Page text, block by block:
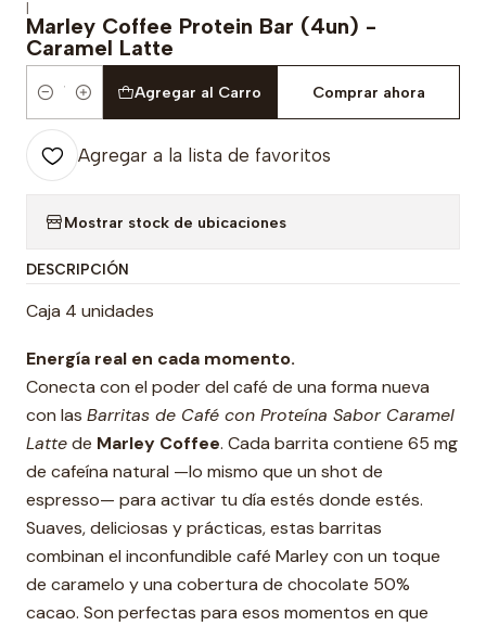
|
Marley Coffee Protein Bar (4un) -
Caramel Latte
Cantidad
Agregar al Carro Comprar ahora
Agregar a la lista de favoritos
Mostrar stock de ubicaciones
DESCRIPCIÓN
Caja 4 unidades
Energía real en cada momento.
Conecta con el poder del café de una forma nueva
con las Barritas de Café con Proteína Sabor Caramel
Lattede Marley Coffee. Cada barrita contiene 65 mg
de cafeína natural —lo mismo que un shot de
espresso— para activar tu día estés donde estés.
Suaves, deliciosas y prácticas, estas barritas
combinan el inconfundible café Marley con un toque
de caramelo y una cobertura de chocolate 50%
cacao. Son perfectas para esos momentos en que